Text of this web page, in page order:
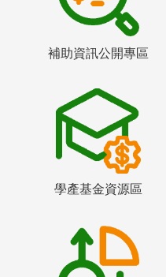
補助資訊公開專區
學產基金資源區